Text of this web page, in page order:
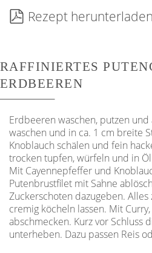
Rezept herunterladen
RAFFINIERTES
ERDBEEREN
Erdbeeren waschen, putzen
waschen und in ca. 1 cm breite
Knoblauch schälen und fein
trocken tupfen, würfeln und in
Mit Cayennepfeffer und
Putenbrustﬁlet mit Sahne
Zuckerschoten dazugeben.
cremig köcheln lassen. Mit
abschmecken. Kurz vor Schluss
unterheben. Dazu passen Reis